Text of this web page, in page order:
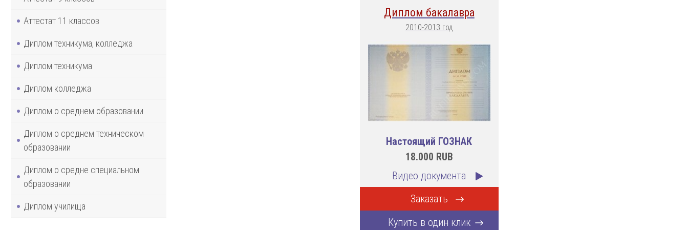
Аттестат 11 классов
Диплом техникума, колледжа
Диплом техникума
Диплом колледжа
Диплом о среднем образовании
Диплом о среднем техническом
образовании
Диплом о средне специальном
образовании
Диплом училища
Диплом бакалавра
2010-2013 год
Настоящий ГОЗНАК
18.000 RUB
Видео документа
Заказать
Купить в один клик